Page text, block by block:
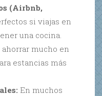
(Airbnb,
si viajas en
una cocina.
mucho en
estancias más
En muchos